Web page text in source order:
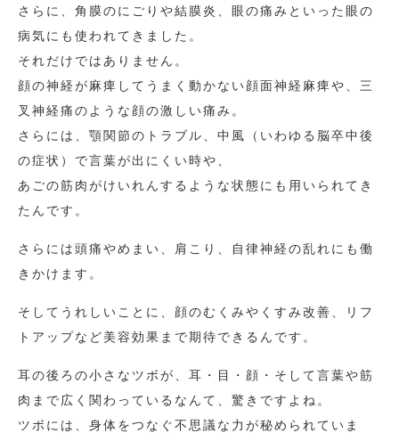
さらに、角膜のにごりや結膜炎、眼の痛みといった眼の
病気にも使われてきました。
それだけではありません。
顔の神経が麻痺してうまく動かない顔面神経麻痺や、三
叉神経痛のような顔の激しい痛み。
さらには、顎関節のトラブル、中風（いわゆる脳卒中後
の症状）で言葉が出にくい時や、
あごの筋肉がけいれんするような状態にも用いられてき
たんです。
さらには頭痛やめまい、肩こり、自律神経の乱れにも働
きかけます。
そしてうれしいことに、顔のむくみやくすみ改善、リフ
トアップなど美容効果まで期待できるんです。
耳の後ろの小さなツボが、耳・目・顔・そして言葉や筋
肉まで広く関わっているなんて、驚きですよね。
ツボには、身体をつなぐ不思議な力が秘められていま